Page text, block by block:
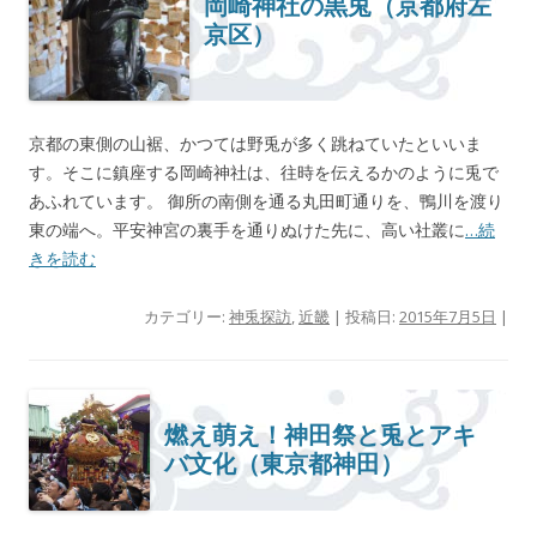
岡崎神社の黒兎（京都府左
京区）
京都の東側の山裾、かつては野兎が多く跳ねていたといいま
す。そこに鎮座する岡崎神社は、往時を伝えるかのように兎で
あふれています。 御所の南側を通る丸田町通りを、鴨川を渡り
東の端へ。平安神宮の裏手を通りぬけた先に、高い社叢に…続
きを読む
カテゴリー: 神兎探訪,近畿 | 投稿日: 2015年7月5日 |
燃え萌え！神田祭と兎とアキ
バ文化（東京都神田）